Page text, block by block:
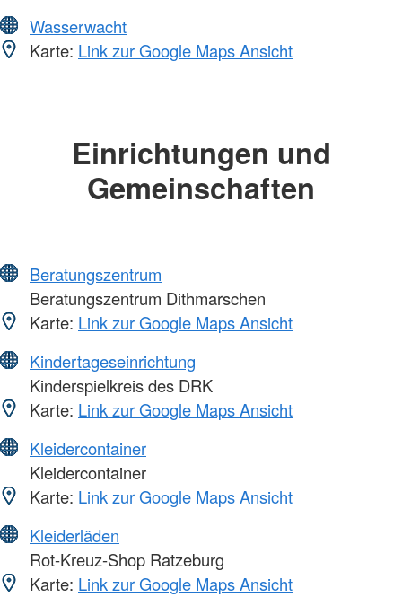
Wasserwacht
Karte: Link zur Google Maps Ansicht
Einrichtungen und
Gemeinschaften
Beratungszentrum
Beratungszentrum Dithmarschen
Karte: Link zur Google Maps Ansicht
Kindertageseinrichtung
Kinderspielkreis des DRK
Karte: Link zur Google Maps Ansicht
Kleidercontainer
Kleidercontainer
Karte: Link zur Google Maps Ansicht
Kleiderläden
Rot-Kreuz-Shop Ratzeburg
Karte: Link zur Google Maps Ansicht